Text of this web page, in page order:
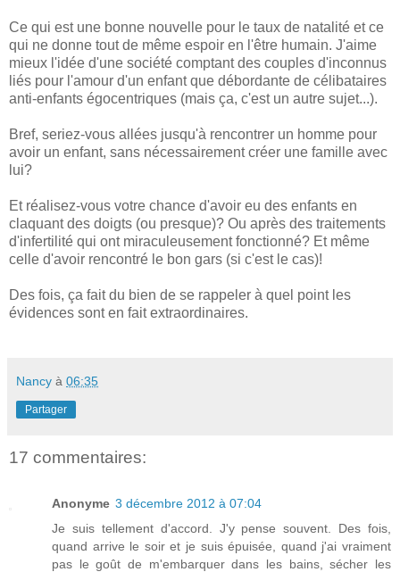
Ce qui est une bonne nouvelle pour le taux de natalité et ce
qui ne donne tout de même espoir en l'être humain. J'aime
mieux l'idée d'une société comptant des couples d'inconnus
liés pour l'amour d'un enfant que débordante de célibataires
anti-enfants égocentriques (mais ça, c'est un autre sujet...).
Bref, seriez-vous allées jusqu'à rencontrer un homme pour
avoir un enfant, sans nécessairement créer une famille avec
lui?
Et réalisez-vous votre chance d'avoir eu des enfants en
claquant des doigts (ou presque)? Ou après des traitements
d'infertilité qui ont miraculeusement fonctionné? Et même
celle d'avoir rencontré le bon gars (si c'est le cas)!
Des fois, ça fait du bien de se rappeler à quel point les
évidences sont en fait extraordinaires.
Nancy à 06:35
Partager
17 commentaires:
Anonyme 3 décembre 2012 à 07:04
Je suis tellement d'accord. J'y pense souvent. Des fois,
quand arrive le soir et je suis épuisée, quand j'ai vraiment
pas le goût de m'embarquer dans les bains, sécher les